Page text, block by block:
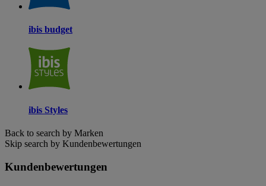
ibis budget
ibis Styles
Back to search by Marken
Skip search by Kundenbewertungen
Kundenbewertungen